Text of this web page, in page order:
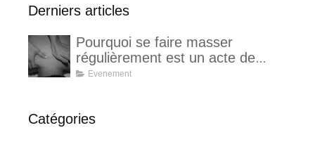
Derniers articles
Pourquoi se faire masser
régulièrement est un acte de
prévention santé ?
Evenement
Catégories